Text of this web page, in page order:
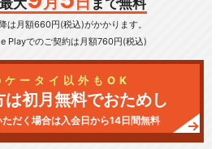
は月額660円(税込)がかかります。
Playでのご契約は月額760円(税込)
ケータイ以外もOK
は初月無料でおためし
だく場合は入会日から14日間無料